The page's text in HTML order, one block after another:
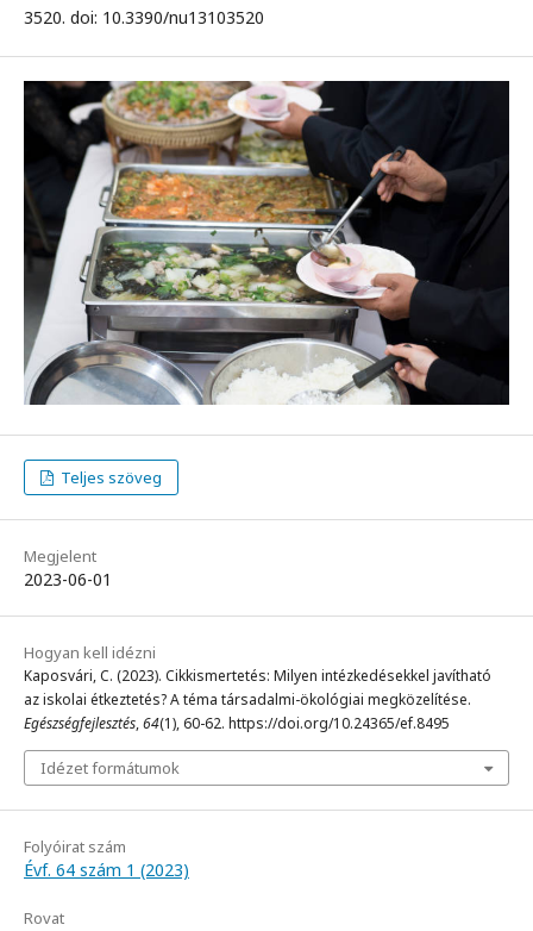
3520. doi: 10.3390/nu13103520
Teljes szöveg
Megjelent
2023-06-01
Hogyan kell idézni
Kaposvári, C. (2023). Cikkismertetés: Milyen intézkedésekkel javítható
az iskolai étkeztetés? A téma társadalmi-ökológiai megközelítése.
Egészségfejlesztés,64(1), 60-62. https://doi.org/10.24365/ef.8495
Idézet formátumok
Folyóirat szám
Évf. 64 szám 1 (2023)
Rovat